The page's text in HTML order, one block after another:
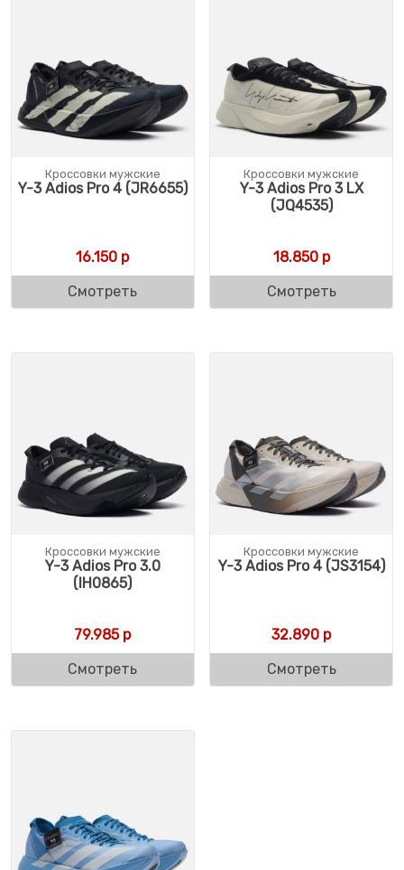
Кроссовки мужские
Y-3 Adios Pro 4 (JR6655)
16.150 р
Смотреть
Кроссовки мужские
Y-3 Adios Pro 3 LX
(JQ4535)
18.850р
Смотреть
Кроссовки мужские
Y-3 Adios Pro 3.0
(IH0865)
79.985р
Смотреть
Кроссовки мужские
Y-3 Adios Pro 4 (JS3154)
32.890 р
Смотреть